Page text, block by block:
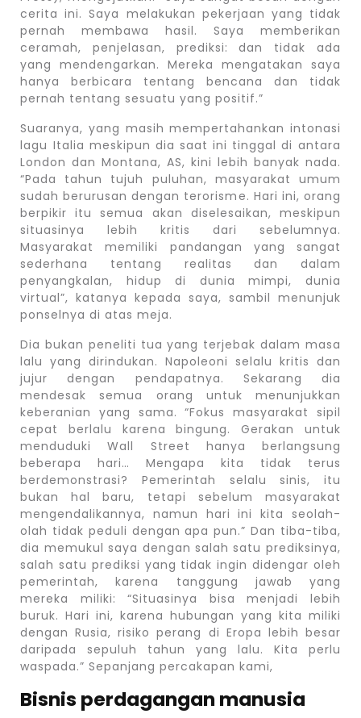
cerita ini. Saya melakukan pekerjaan yang tidak
pernah membawa hasil. Saya memberikan
ceramah, penjelasan, prediksi: dan tidak ada
yang mendengarkan. Mereka mengatakan saya
hanya berbicara tentang bencana dan tidak
pernah tentang sesuatu yang positif.”
Suaranya, yang masih mempertahankan intonasi
lagu Italia meskipun dia saat ini tinggal di antara
London dan Montana, AS, kini lebih banyak nada.
“Pada tahun tujuh puluhan, masyarakat umum
sudah berurusan dengan terorisme. Hari ini, orang
berpikir itu semua akan diselesaikan, meskipun
situasinya lebih kritis dari sebelumnya.
Masyarakat memiliki pandangan yang sangat
sederhana tentang realitas dan dalam
penyangkalan, hidup di dunia mimpi, dunia
virtual”, katanya kepada saya, sambil menunjuk
ponselnya di atas meja.
Dia bukan peneliti tua yang terjebak dalam masa
lalu yang dirindukan. Napoleoni selalu kritis dan
jujur ​​dengan pendapatnya. Sekarang dia
mendesak semua orang untuk menunjukkan
keberanian yang sama. “Fokus masyarakat sipil
cepat berlalu karena bingung. Gerakan untuk
menduduki Wall Street hanya berlangsung
beberapa hari… Mengapa kita tidak terus
berdemonstrasi? Pemerintah selalu sinis, itu
bukan hal baru, tetapi sebelum masyarakat
mengendalikannya, namun hari ini kita seolah-
olah tidak peduli dengan apa pun.” Dan tiba-tiba,
dia memukul saya dengan salah satu prediksinya,
salah satu prediksi yang tidak ingin didengar oleh
pemerintah, karena tanggung jawab yang
mereka miliki: “Situasinya bisa menjadi lebih
buruk. Hari ini, karena hubungan yang kita miliki
dengan Rusia, risiko perang di Eropa lebih besar
daripada sepuluh tahun yang lalu. Kita perlu
waspada.” Sepanjang percakapan kami,
Bisnis perdagangan manusia